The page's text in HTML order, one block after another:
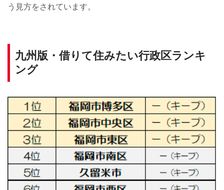
う見方をされています。
九州版・借りて住みたい行政区ランキ
ング